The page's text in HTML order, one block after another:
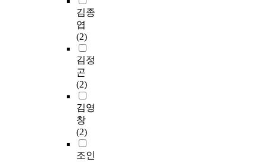
김종
엽
(2)
김정
곤
(2)
김영
창
(2)
조인